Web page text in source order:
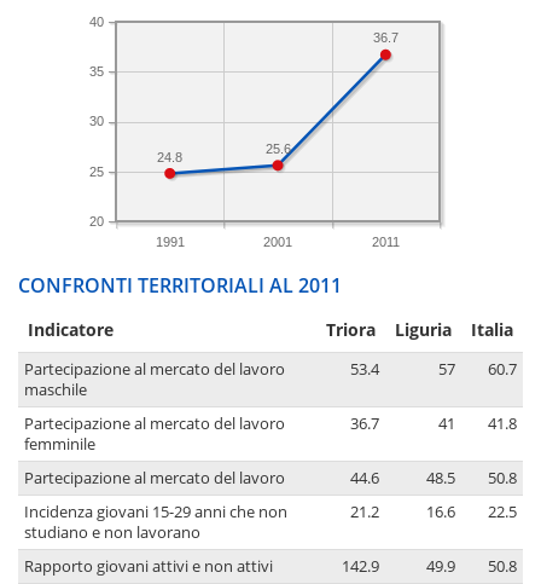
1991 2001 2011
20
25
30
35
40
36.7
25.6
24.8
CONFRONTI TERRITORIALI AL 2011
Indicatore Triora Liguria Italia
Partecipazione al mercato del lavoro
maschile
53.4 57 60.7
Partecipazione al mercato del lavoro
femminile
36.7 41 41.8
Partecipazione al mercato del lavoro 44.6 48.5
50.8
Incidenza giovani 15-29 anni che non
studiano e non lavorano
21.2 16.6 22.5
Rapporto giovani attivi e non attivi 142.9 49.9 50.8